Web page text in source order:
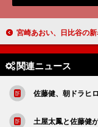
宮崎あおい、日比谷の新名所オープンをお祝い 「ここでレッドカーペ
関連ニュース
佐藤健、朝ドラヒ
土屋太鳳と佐藤健